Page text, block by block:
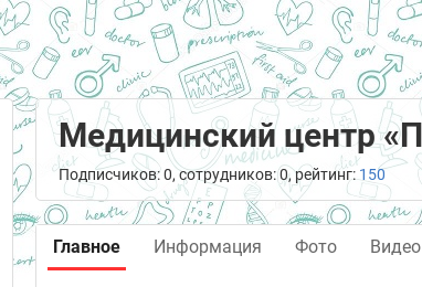
Медицинский центр
Подписчиков: 0, сотрудников: 0, рейтинг: 150
Главное Информация Фото Видео